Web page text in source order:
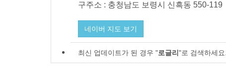
구주소 : 충청남도 보령시 신흑동 550-119
네이버 지도 보기
최신 업데이트가 된 경우 "로글리 "로 검색하세요.